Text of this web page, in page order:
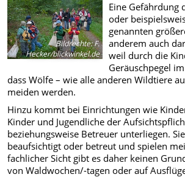
Bildrechte:F.
Hecker/blickwinkel.de
Eine Gefährdung
oder
genannten
anderem auch
weil durch die
Geräuschpegel
dass Wölfe – wie alle anderen Wildtiere
meiden werden.
Hinzu kommt bei Einrichtungen wie
Kinder und Jugendliche der
beziehungsweise Betreuer unterliegen.
beaufsichtigt oder betreut und spielen
fachlicher Sicht gibt es daher keinen
von Waldwochen/-tagen oder auf